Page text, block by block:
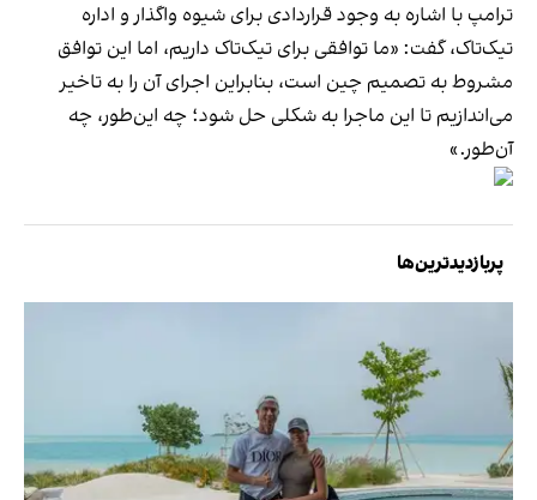
ترامپ با اشاره به وجود قراردادی برای شیوه واگذار و اداره
تیک‌تاک، گفت: «ما توافقی برای تیک‌تاک داریم، اما این توافق
مشروط به تصمیم چین است، بنابراین اجرای آن را به تاخیر
می‌اندازیم تا این ماجرا به شکلی حل شود؛ چه این‌طور، چه
آن‌طور.»
پربازدیدترین‌ها